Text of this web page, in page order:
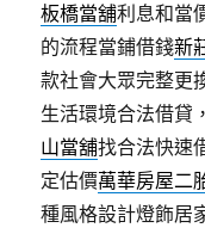
板橋當舖利息和當
的流程當鋪借錢新
款社會大眾完整更
生活環境合法借貸
山當舖找合法快速
定估價萬華房屋二
種風格設計燈飾居